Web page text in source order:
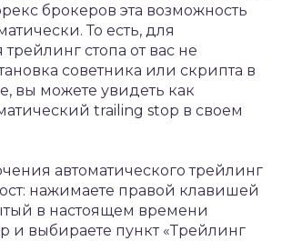
брокеров эта возможность
То есть, для
стопа от вас не
советника или скрипта в
вы можете увидеть как
trailing stop в своем
автоматического трейлинг
нажимаете правой клавишей
в настоящем времени
и выбираете пункт «Трейлинг